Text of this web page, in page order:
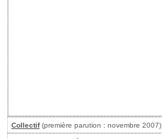
Collectif (première parution : novembre 2007)